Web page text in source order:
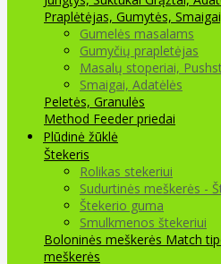
Praplėtėjas, Gumytės,
Gumelės masalams
Gumyčių prapletėjas
Masalų stoperiai,
Smaigai, Adatėlės
Peletės, Granulės
Method Feeder priedai
Plūdinė žūklė
Štekeris
Rolikas stekeriui
Sudurtinės meškerės -
Štekerio guma
Smulkmenos štekeriui
Boloninės meškerės Match
meškerės